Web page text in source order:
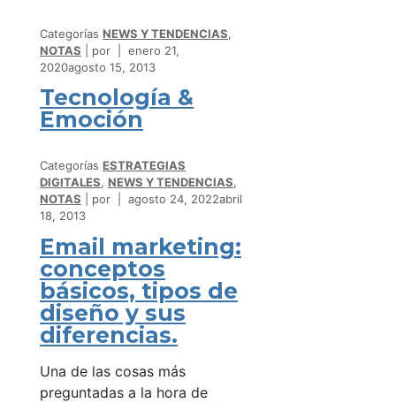
Categorías NEWS Y TENDENCIAS,
NOTAS
por
enero 21,
2020agosto 15, 2013
Tecnología &
Emoción
Categorías ESTRATEGIAS
DIGITALES, NEWS Y TENDENCIAS,
NOTAS
por agosto 24, 2022abril
18, 2013
Email marketing:
conceptos
básicos, tipos de
diseño y sus
diferencias.
Una de las cosas más
preguntadas a la hora de